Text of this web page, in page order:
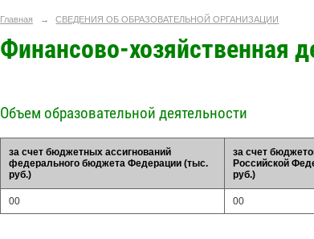
Главная → СВЕДЕНИЯ ОБ ОБРАЗОВАТЕЛЬНОЙ ОРГАНИЗАЦИИ
Финансово-хозяйственная
Объем образовательной деятельности
за счет бюджетных ассигнований
федерального бюджета Федерации (тыс.
руб.)
за счет
Российской
руб.)
00 00